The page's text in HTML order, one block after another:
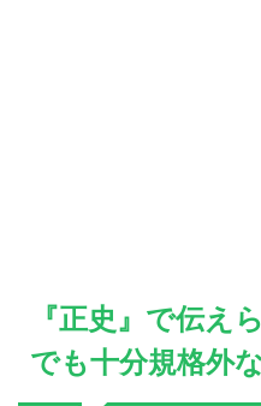
『正史』で伝え
でも十分規格外